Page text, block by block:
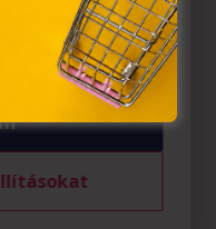
eszközén történő
kell kérniük.